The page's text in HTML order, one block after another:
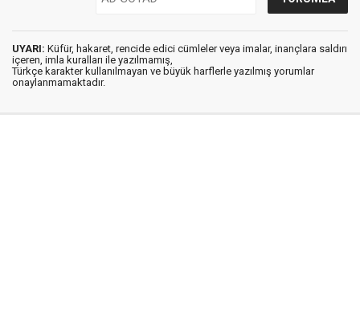
UYARI: Küfür, hakaret, rencide edici cümleler veya imalar, inançlara saldırı
içeren, imla kuralları ile yazılmamış,
Türkçe karakter kullanılmayan ve büyük harflerle yazılmış yorumlar
onaylanmamaktadır.